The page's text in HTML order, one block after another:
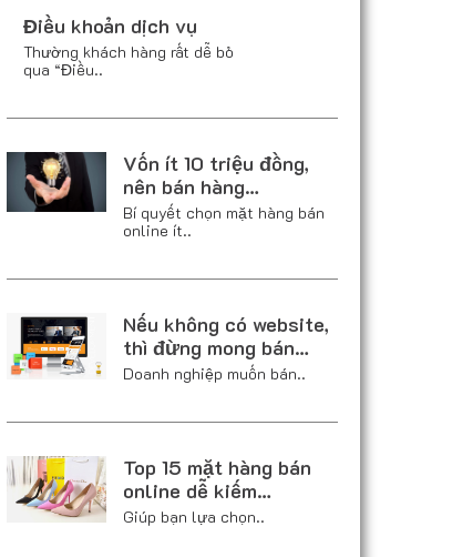
Điều khoản dịch vụ
Thường khách hàng rất dễ bỏ
qua “Điều..
Vốn ít 10 triệu đồng,
nên bán hàng…
Bí quyết chọn mặt hàng bán
online ít..
Nếu không có website,
thì đừng mong bán…
Doanh nghiệp muốn bán..
Top 15 mặt hàng bán
online dễ kiếm…
Giúp bạn lựa chọn..